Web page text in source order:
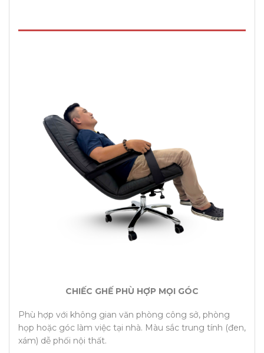
CHIẾC GHẾ PHÙ HỢP MỌI GÓC
Phù hợp với không gian văn phòng công sở, phòng
họp hoặc góc làm việc tại nhà. Màu sắc trung tính (đen,
xám) dễ phối nội thất.